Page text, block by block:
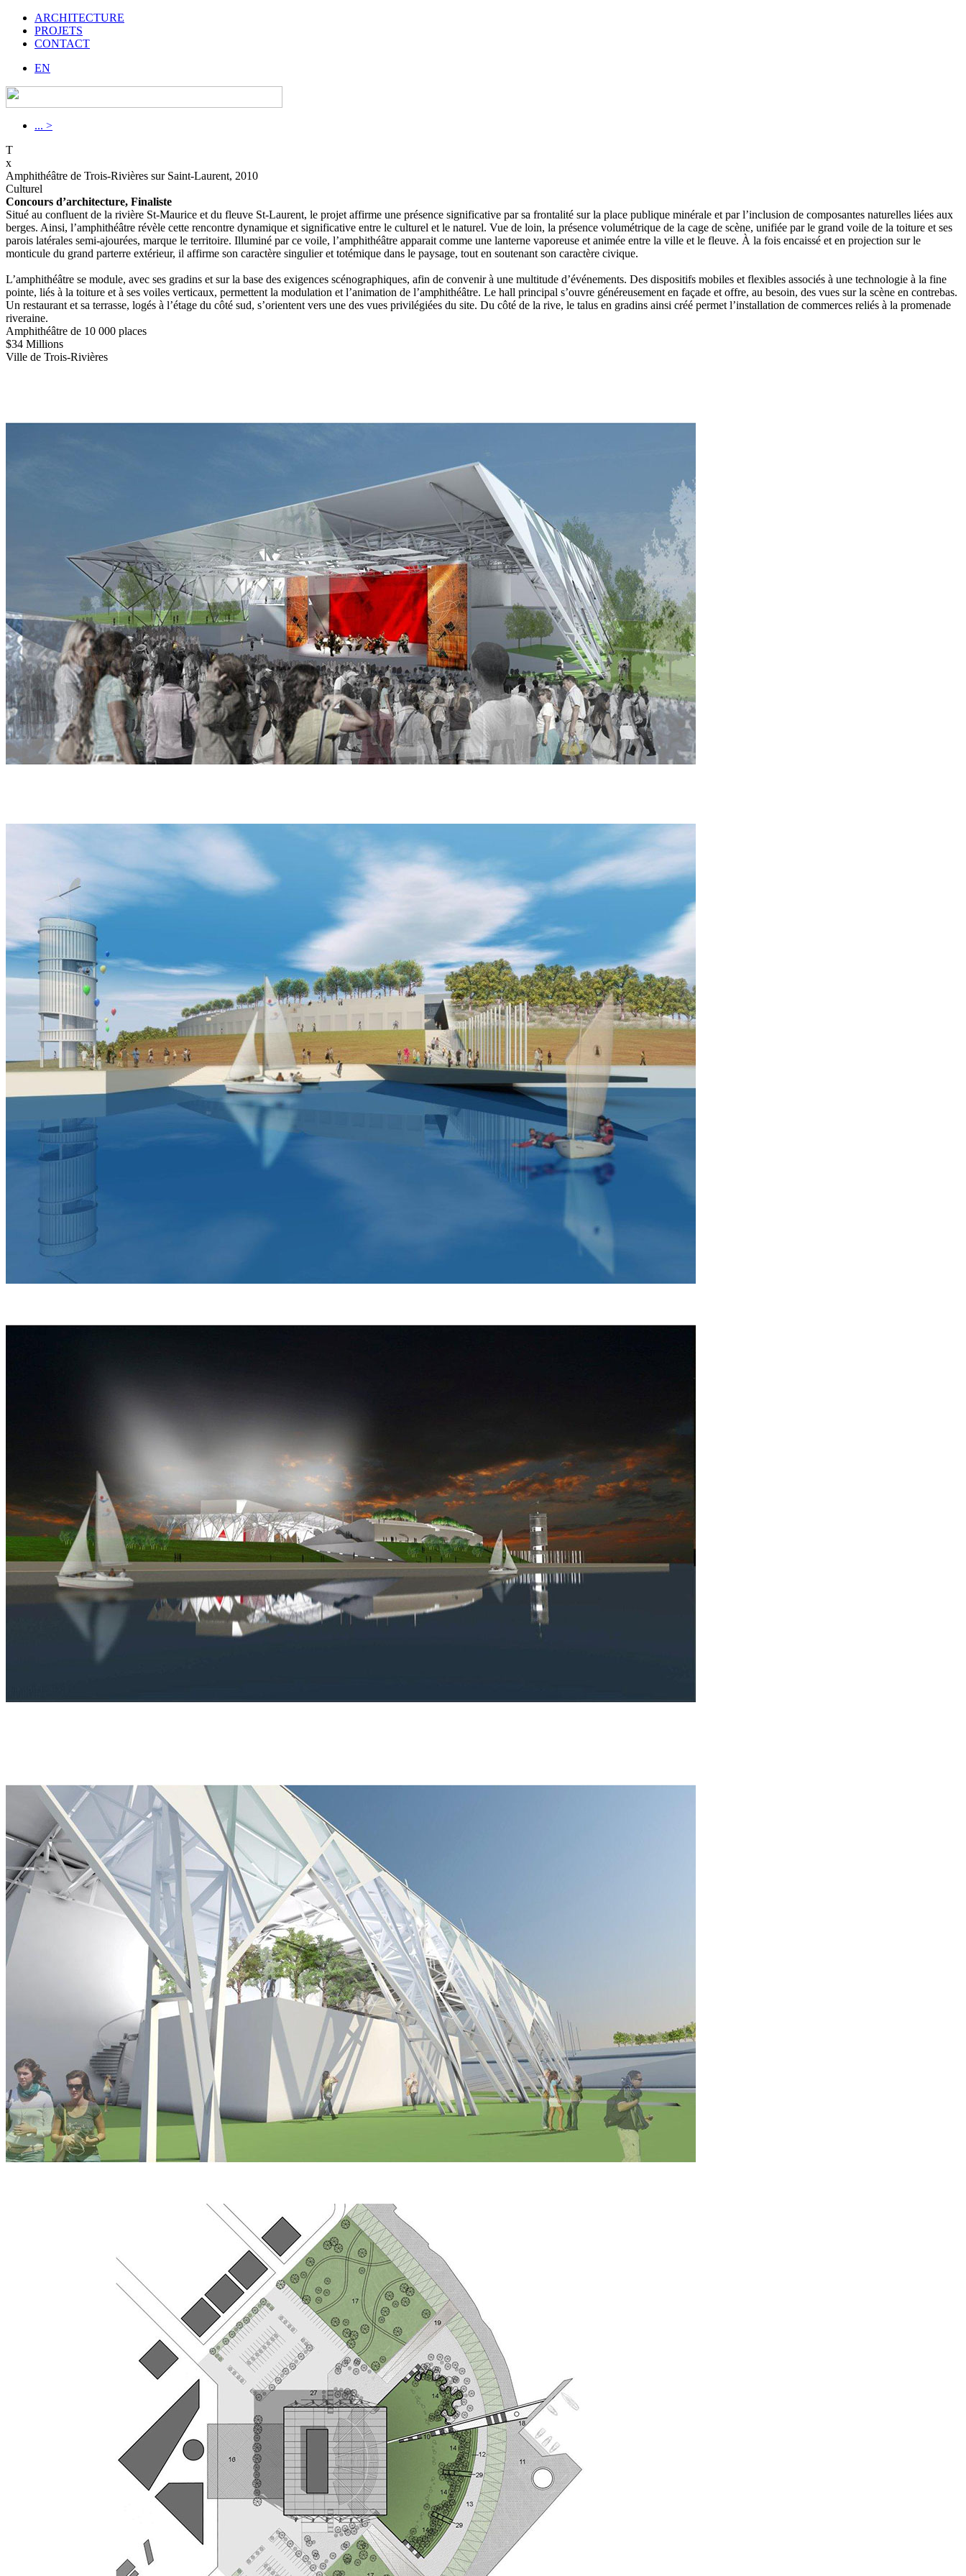
ARCHITECTURE
PROJETS
CONTACT
EN
... >
T
x
Amphithéâtre de Trois-Rivières sur Saint-Laurent, 2010
Culturel
Concours d’architecture, Finaliste
Situé au confluent de la rivière St-Maurice et du fleuve St-Laurent, le projet affirme une présence significative par sa frontalité sur la place publique minérale et par l’inclusion de composantes naturelles liées aux
berges. Ainsi, l’amphithéâtre révèle cette rencontre dynamique et significative entre le culturel et le naturel. Vue de loin, la présence volumétrique de la cage de scène, unifiée par le grand voile de la toiture et ses
parois latérales semi-ajourées, marque le territoire. Illuminé par ce voile, l’amphithéâtre apparait comme une lanterne vaporeuse et animée entre la ville et le fleuve. À la fois encaissé et en projection sur le
monticule du grand parterre extérieur, il affirme son caractère singulier et totémique dans le paysage, tout en soutenant son caractère civique.
L’amphithéâtre se module, avec ses gradins et sur la base des exigences scénographiques, afin de convenir à une multitude d’événements. Des dispositifs mobiles et flexibles associés à une technologie à la fine
pointe, liés à la toiture et à ses voiles verticaux, permettent la modulation et l’animation de l’amphithéâtre. Le hall principal s’ouvre généreusement en façade et offre, au besoin, des vues sur la scène en contrebas.
Un restaurant et sa terrasse, logés à l’étage du côté sud, s’orientent vers une des vues privilégiées du site. Du côté de la rive, le talus en gradins ainsi créé permet l’installation de commerces reliés à la promenade
riveraine.
Amphithéâtre de 10 000 places
$34 Millions
Ville de Trois-Rivières